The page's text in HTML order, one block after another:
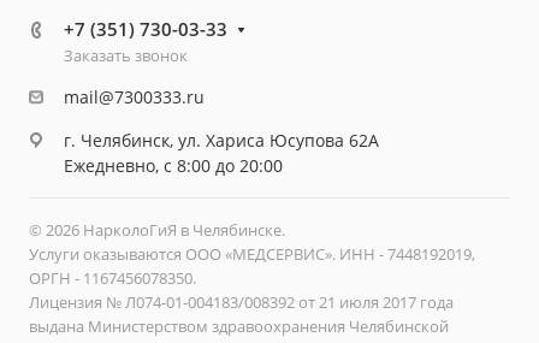
+7 (351) 730-03-33
Заказать звонок
mail@7300333.ru
г. Челябинск, ул. Хариса Юсупова 62А
Ежедневно, с 8:00 до 20:00
© 2026 НарколоГиЯ в Челябинске.
Услуги оказываются ООО «МЕДСЕРВИС». ИНН - 7448192019,
ОРГН - 1167456078350.
Лицензия № Л074-01-004183/008392 от 21 июля 2017 года
выдана Министерством здравоохранения Челябинской